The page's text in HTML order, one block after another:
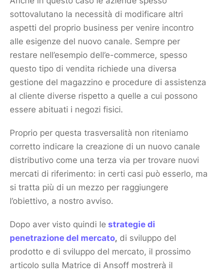
sottovalutano la necessità di modificare altri
aspetti del proprio business per venire incontro
alle esigenze del nuovo canale. Sempre per
restare nell’esempio dell’e-commerce, spesso
questo tipo di vendita richiede una diversa
gestione del magazzino e procedure di assistenza
al cliente diverse rispetto a quelle a cui possono
essere abituati i negozi fisici.
Proprio per questa trasversalità non riteniamo
corretto indicare la creazione di un nuovo canale
distributivo come una terza via per trovare nuovi
mercati di riferimento: in certi casi può esserlo, ma
si tratta più di un mezzo per raggiungere
l’obiettivo, a nostro avviso.
Dopo aver visto quindi le strategie di
penetrazione del mercato, di sviluppo del
prodotto e di sviluppo del mercato, il prossimo
articolo sulla Matrice di Ansoff mostrerà il